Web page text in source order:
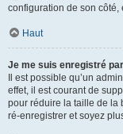
configuration de son côté,
Haut
Je me suis enregistré
Il est possible qu’un
effet, il est courant de
pour réduire la taille de la
ré-enregistrer et soyez